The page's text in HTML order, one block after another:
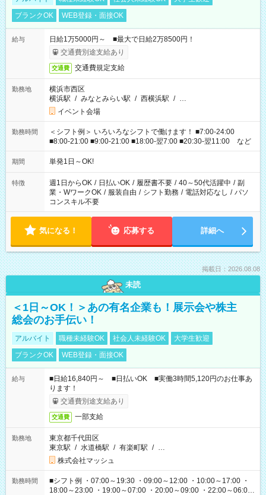
ブランクOK
WEB登録・面接OK
給与
日給1万5000円～ ■最大で日給2万8500円！
交通費別途支給あり
交通費 交通費規定支給
勤務地
横浜市西区
横浜駅 / みなとみらい駅 / 西横浜駅 / …
イベント会場
勤務時間
＜シフト例＞ いろいろなシフトで働けます！ ■7:00-24:00
■8:00-21:00 ■9:00-21:00 ■18:00-翌7:00 ■20:30-翌11:00 など
期間 単発1日～OK!
特徴 週1日からOK / 日払いOK / 履歴書不要 / 40～50代活躍中 / 副
業・WワークOK / 服装自由 / シフト勤務 / 電話対応なし / パソ
コンスキル不要
気になる！ 応募する 詳細へ
掲載日：2026.08.08
未読
＜1日～OK！＞あの有名企業も！展示会や株主
総会のお手伝い！
アルバイト 職種未経験OK 社会人未経験OK
大学生歓迎
ブランクOK
WEB登録・面接OK
給与
■日給16,840円～ ■日払いOK ■実働3時間5,120円のお仕事あ
ります！
交通費別途支給あり
交通費 一部支給
勤務地
東京都千代田区
東京駅 / 水道橋駅 / 有楽町駅 / …
株式会社マッシュ
勤務時間
■シフト例 ・07:00～19:30 ・09:00～12:00 ・10:00～17:00 ・
18:00～23:00 ・19:00～07:00 ・20:00～09:00 ・22:00～06:00